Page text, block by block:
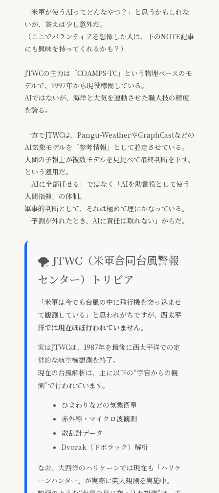
「米軍が使うAIってどんなやつ？」と思うかもしれな
いが、答えは少し意外だ。
（ここでパランティアを想像した人は、下のNOTE記事
にも興味を持ってくれるかも？）
JTWCの主力は「COAMPS-TC」という物理ベースのモ
デルで、1997年から現役稼働している。
AIではないが、海洋と大気を連動させた職人技の精度
を誇る。
一方でJTWCは、Pangu-WeatherやGraphCastなどの
AI気象モデルを「参考情報」として並走させている。
人間の予報士が複数モデルを見比べて最終判断を下す、
という運用だ。
「AIに全部任せる」ではなく「AIを助言役として使う
人間指揮」の体制。
軍事的判断として、それは極めて理にかなっている。
「予測が外れたとき、AIに責任は取れない」からだ。
🌪 JTWC（米軍合同台風警報
センター）トリビア
「米軍は今でも台風の中に飛行機を突っ込ませ
て観測している」と思われがちですが、 西太平
洋では現在ほぼ行われていません。
実はJTWCは、1987年を最後に西太平洋での定
常的な航空機観測を終了。
現在の台風解析は、主に以下の“宇宙からの観
測”で行われています。
ひまわりなどの気象衛星
赤外線・マイクロ波観測
散乱計データ
Dvorak（ドボラック）解析
なお、大西洋のハリケーンでは現在も「ハリケ
ーンハンター」が実際に突入観測を実施中。